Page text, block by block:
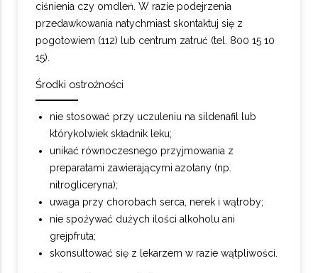
ciśnienia czy omdleń. W razie podejrzenia
przedawkowania natychmiast skontaktuj się z
pogotowiem (112) lub centrum zatruć (tel. 800 15 10
15).
Środki ostrożności
nie stosować przy uczuleniu na sildenafil lub
którykolwiek składnik leku;
unikać równoczesnego przyjmowania z
preparatami zawierającymi azotany (np.
nitrogliceryna);
uwaga przy chorobach serca, nerek i wątroby;
nie spożywać dużych ilości alkoholu ani
grejpfruta;
skonsultować się z lekarzem w razie wątpliwości.